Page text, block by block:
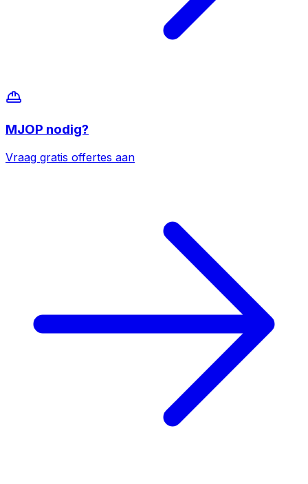
MJOP nodig?
Vraag gratis offertes aan